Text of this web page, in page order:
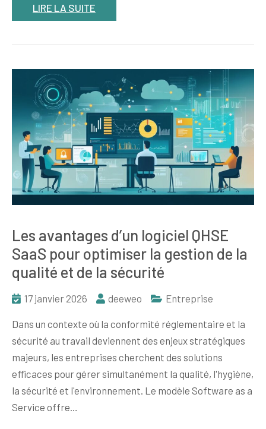
LIRE LA SUITE
Les avantages d’un logiciel QHSE
SaaS pour optimiser la gestion de la
qualité et de la sécurité
17 janvier 2026 deeweo Entreprise
Dans un contexte où la conformité réglementaire et la
sécurité au travail deviennent des enjeux stratégiques
majeurs, les entreprises cherchent des solutions
efficaces pour gérer simultanément la qualité, l'hygiène,
la sécurité et l'environnement. Le modèle Software as a
Service offre…